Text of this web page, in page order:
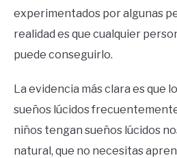
experimentados por algunas
realidad es que cualquier
puede conseguirlo.
La evidencia más clara es que
sueños lúcidos
niños tengan sueños lúcidos
natural, que no necesitas